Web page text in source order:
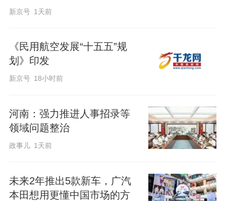
新京号 1天前
《民用航空发展“十五五”规
划》印发
新京号 18小时前
河南：强力推进人事招录等
领域问题整治
政事儿 1天前
未来2年推出5款新车，广汽
本田想用更懂中国市场的方